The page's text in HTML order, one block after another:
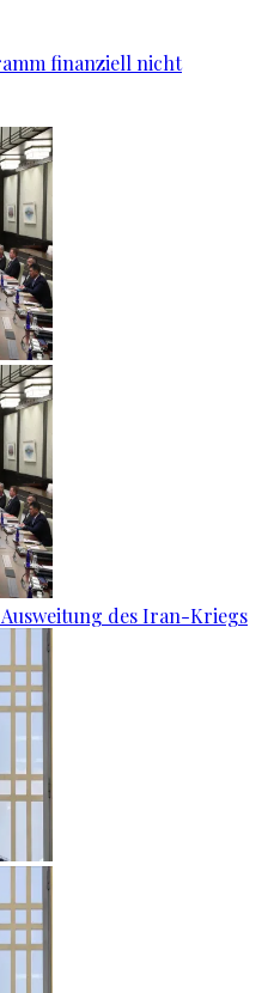
finanziell nicht
des Iran-Kriegs